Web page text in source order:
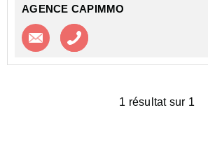
AGENCE CAPIMMO
Contacter l'agence
1 résultat sur 1